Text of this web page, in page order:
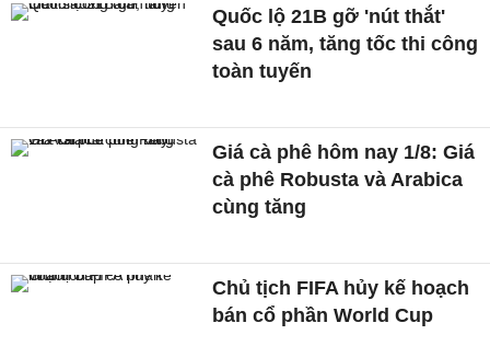
Quốc lộ 21B gỡ 'nút thắt'
sau 6 năm, tăng tốc thi công
toàn tuyến
Giá cà phê hôm nay 1/8: Giá
cà phê Robusta và Arabica
cùng tăng
Chủ tịch FIFA hủy kế hoạch
bán cổ phần World Cup